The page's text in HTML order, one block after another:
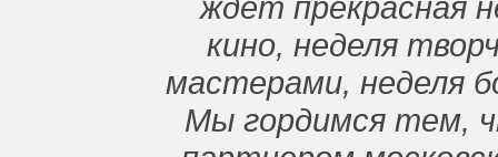
кино, неделя
мастерами, неделя
Мы гордимся тем,